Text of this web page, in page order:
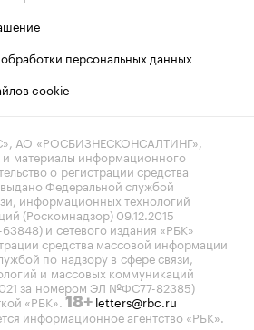
персональных данных
cookie
АО «РОСБИЗНЕСКОНСАЛТИНГ»,
и материалы информационного
о регистрации средства
Федеральной службой
информационных технологий
(Роскомнадзор) 09.12.2015
и сетевого издания «РБК»
средства массовой информации
по надзору в сфере связи,
и массовых коммуникаций
за номером ЭЛ №ФС77-82385)
«РБК». 18+ letters@rbc.ru
информационное агентство «РБК».